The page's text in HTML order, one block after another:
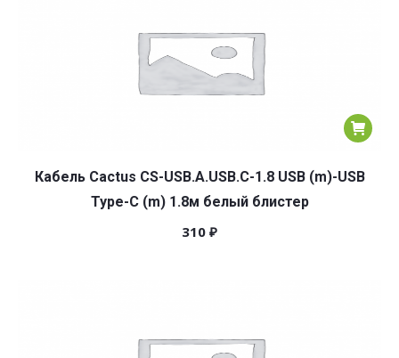
Кабель Cactus CS-USB.A.USB.C-1.8 USB (m)-USB
Type-C (m) 1.8м белый блистер
310 ₽